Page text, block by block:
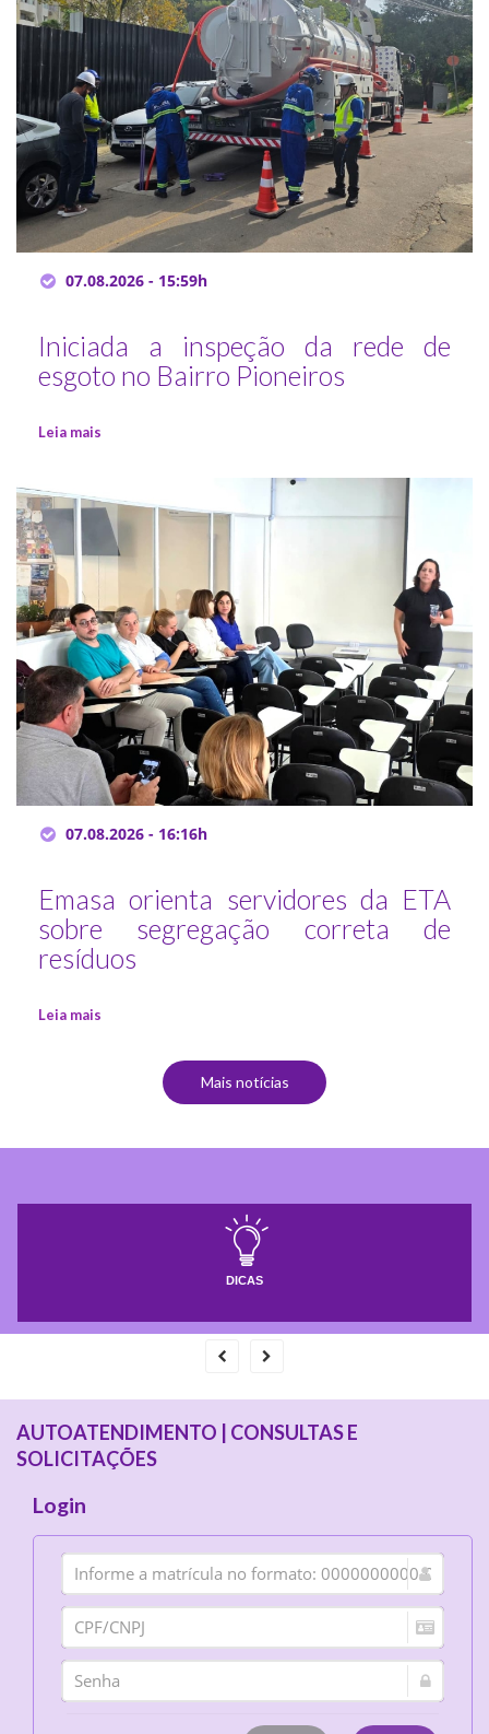
07.08.2026 - 15:59h
Iniciada a inspeção da rede de
esgoto no Bairro Pioneiros
Leia mais
07.08.2026 - 16:16h
Emasa orienta servidores da ETA
sobre segregação correta de
resíduos
Leia mais
Mais notícias
Dicas
Autoatendimento |Consultas e
solicitações
Login